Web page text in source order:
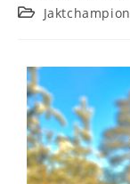
Jaktchampion